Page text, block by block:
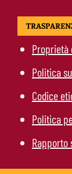
Proprietà
Politica
Codice
Politica
Rapporto